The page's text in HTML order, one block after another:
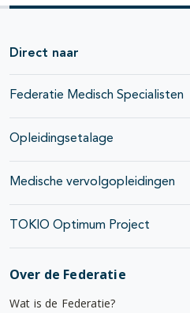
Direct naar
Federatie Medisch Specialisten
Opleidingsetalage
Medische vervolgopleidingen
TOKIO Optimum Project
Over de Federatie
Wat is de Federatie?